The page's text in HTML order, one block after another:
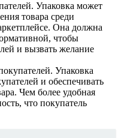
Упаковка может
товара среди
Она должна
чтобы
и вызвать желание
Упаковка
и обеспечивать
Чем более удобная
что покупатель